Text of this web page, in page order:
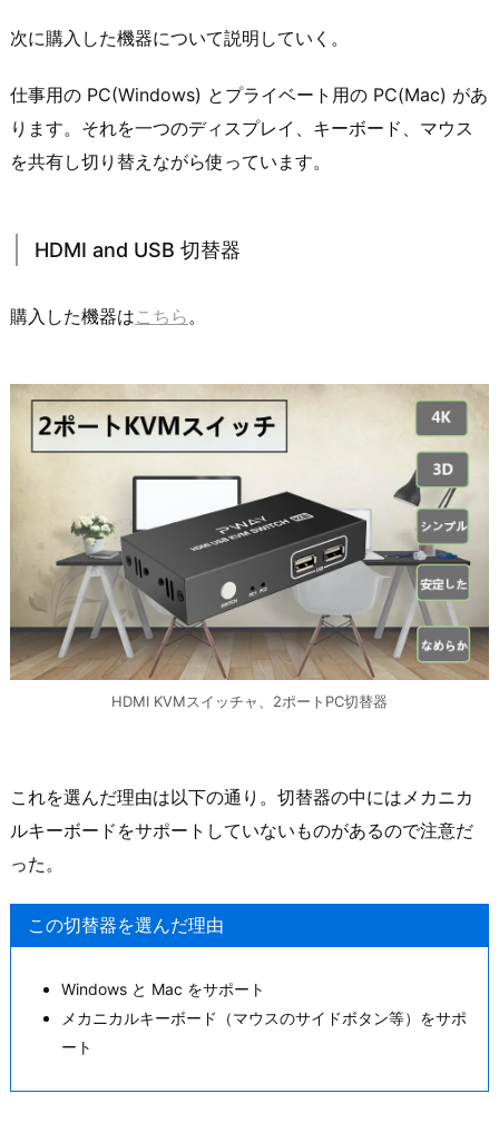
次に購入した機器について説明していく。
仕事用の PC(Windows) とプライベート用の PC(Mac) があ
ります。それを一つのディスプレイ、キーボード、マウス
を共有し切り替えながら使っています。
HDMI and USB 切替器
購入した機器はこちら 。
HDMI KVMスイッチャ、2ポートPC切替器
これを選んだ理由は以下の通り。切替器の中にはメカニカ
ルキーボードをサポートしていないものがあるので注意だ
った。
この切替器を選んだ理由
Windows と Mac をサポート
メカニカルキーボード（マウスのサイドボタン等）をサポ
ート